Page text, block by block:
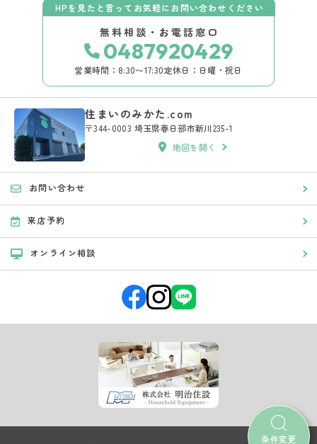
条件変更
HPを見たと言ってお気軽にお問い合わせください
無料相談・お電話窓口
0487920429
営業時間：8:30〜17:30定休日：日曜・祝日
住まいのみかた.com
〒344-0003 埼玉県春日部市新川235-1
地図を開く
お問い合わせ
来店予約
オンライン相談